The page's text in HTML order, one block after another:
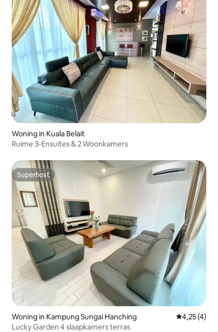
Woning in Kuala Belait
Ruime 3-Ensuites & 2 Woonkamers
Superhost
Superhost
Woning in Kampung Sungai Hanching
4,25 (4)
Lucky Garden 4 slaapkamers terras